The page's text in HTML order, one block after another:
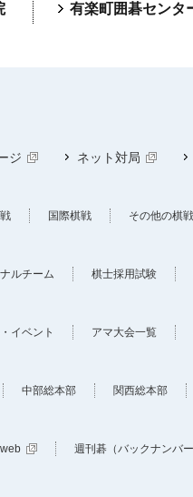
有楽町囲碁センタ
ジ ネット対局
国際棋戦 その他の棋戦
ルチーム 棋士採用試験
イベント アマ大会一覧
中部総本部 関西総本部
週刊碁（バックナンバー